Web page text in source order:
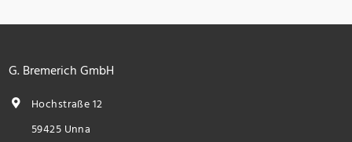
G. Bremerich GmbH
Hochstraße 12
59425 Unna